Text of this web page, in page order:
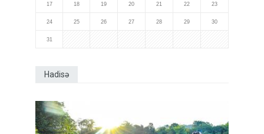
17 18 19 20 21 22 23
24 25 26 27 28 29 30
31
Hadisə